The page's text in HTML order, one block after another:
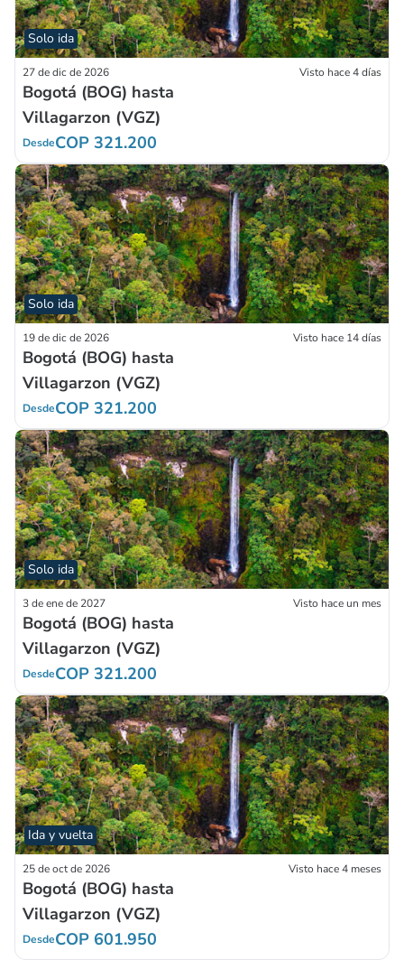
Solo ida
27 de dic de 2026 Visto hace 4 días
Bogotá (BOG) hasta
Villagarzon (VGZ)
DesdeCOP 321.200
Solo ida
19 de dic de 2026 Visto hace 14 días
Bogotá (BOG) hasta
Villagarzon (VGZ)
DesdeCOP 321.200
Solo ida
3 de ene de 2027 Visto hace un mes
Bogotá (BOG) hasta
Villagarzon (VGZ)
DesdeCOP 321.200
Ida y vuelta
25 de oct de 2026 Visto hace 4 meses
Bogotá (BOG) hasta
Villagarzon (VGZ)
DesdeCOP 601.950